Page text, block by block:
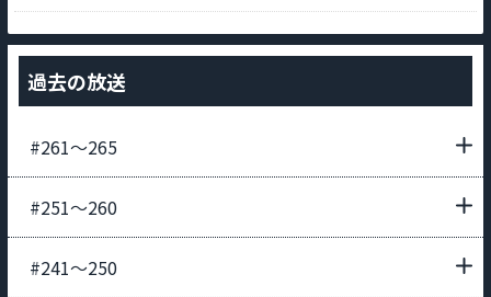
過去の放送
#261〜265
#251〜260
#241〜250